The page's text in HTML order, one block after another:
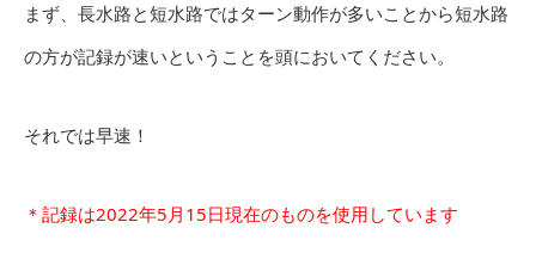
まず、長水路と短水路ではターン動作が多いことから短水路
の方が記録が速いということを頭においてください。
それでは早速！
＊記録は2022年5月15日現在のものを使用しています